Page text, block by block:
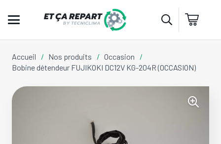
Accueil / Nos produits / Occasion
/
Bobine détendeur FUJIKOKI DC12V KG-204R (OCCASION)